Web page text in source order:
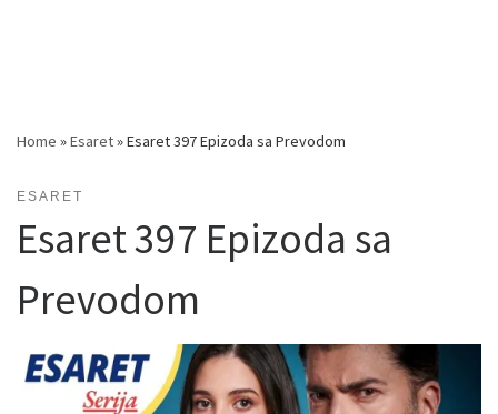
Home »Esaret»Esaret 397 Epizoda sa Prevodom
ESARET
Esaret 397 Epizoda sa
Prevodom